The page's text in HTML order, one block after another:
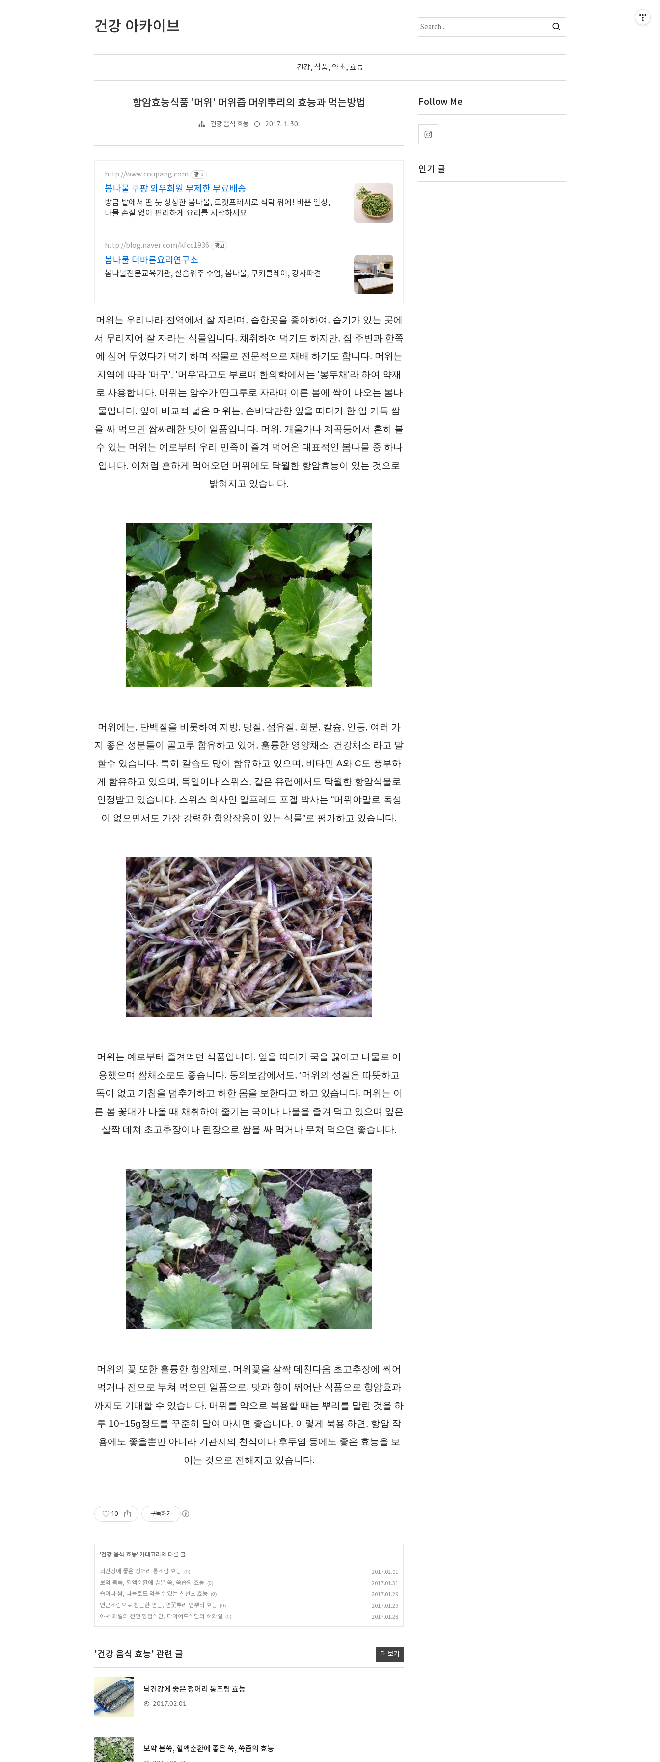
건강 아카이브
건강, 식품, 약초, 효능
항암효능식품 '머위' 머위즙 머위뿌리의 효능과 먹는방법
건강 음식 효능 2017. 1. 30.
http://www.coupang.com 광고
봄나물 쿠팡 와우회원 무제한 무료배송
방금 밭에서 딴 듯 싱싱한 봄나물, 로켓프레시로 식탁 위에! 바쁜 일상,
나물 손질 없이 편리하게 요리를 시작하세요.
http://blog.naver.com/kfcc1936 광고
봄나물 더바른요리연구소
봄나물전문교육기관, 실습위주 수업, 봄나물, 쿠키클레이, 강사파견
머위는 우리나라 전역에서 잘 자라며, 습한곳을 좋아하여, 습기가 있는 곳에
서 무리지어 잘 자라는 식물입니다. 채취하여 먹기도 하지만, 집 주변과 한쪽
에 심어 두었다가 먹기 하며 작물로 전문적으로 재배 하기도 합니다. 머위는
지역에 따라 '머구', '머우'라고도 부르며 한의학에서는 '봉두채'라 하여 약재
로 사용합니다. 머위는 암수가 딴그루로 자라며 이른 봄에 싹이 나오는 봄나
물입니다. 잎이 비교적 넓은 머위는, 손바닥만한 잎을 따다가 한 입 가득 쌈
을 싸 먹으면 쌉싸래한 맛이 일품입니다. 머위. 개울가나 계곡등에서 흔히 볼
수 있는 머위는 예로부터 우리 민족이 즐겨 먹어온 대표적인 봄나물 중 하나
입니다. 이처럼 흔하게 먹어오던 머위에도 탁월한 항암효능이 있는 것으로
밝혀지고 있습니다.
머위에는, 단백질을 비롯하여 지방, 당질, 섬유질, 회분, 칼슘, 인등, 여러 가
지 좋은 성분들이 골고루 함유하고 있어, 훌륭한 영양채소, 건강채소 라고 말
할수 있습니다. 특히 칼슘도 많이 함유하고 있으며, 비타민 A와 C도 풍부하
게 함유하고 있으며, 독일이나 스위스, 같은 유럽에서도 탁월한 항암식물로
인정받고 있습니다. 스위스 의사인 알프레드 포겔 박사는 “머위야말로 독성
이 없으면서도 가장 강력한 항암작용이 있는 식물”로 평가하고 있습니다.
머위는 예로부터 즐겨먹던 식품입니다. 잎을 따다가 국을 끓이고 나물로 이
용했으며 쌈채소로도 좋습니다. 동의보감에서도, ‘머위의 성질은 따뜻하고
독이 없고 기침을 멈추게하고 허한 몸을 보한다고 하고 있습니다. 머위는 이
른 봄 꽃대가 나올 때 채취하여 줄기는 국이나 나물을 즐겨 먹고 있으며 잎은
살짝 데쳐 초고추장이나 된장으로 쌈을 싸 먹거나 무쳐 먹으면 좋습니다.
머위의 꽃 또한 훌륭한 항암제로, 머위꽃을 살짝 데친다음 초고추장에 찍어
먹거나 전으로 부쳐 먹으면 일품으로, 맛과 향이 뛰어난 식품으로 항암효과
까지도 기대할 수 있습니다. 머위를 약으로 복용할 때는 뿌리를 말린 것을 하
루 10~15g정도를 꾸준히 달여 마시면 좋습니다. 이렇게 북용 하면, 항암 작
용에도 좋을뿐만 아니라 기관지의 천식이나 후두염 등에도 좋은 효능을 보
이는 것으로 전해지고 있습니다.
10 구독하기
'건강 음식 효능' 카테고리의 다른 글
뇌건강에 좋은 정어리 통조림 효능 (0)
2017.02.01
보약 봄쑥, 혈액순환에 좋은 쑥, 쑥즙의 효능 (0)
2017.01.31
즙이나 쌈, 나물로도 먹을수 있는 신선초 효능 (0)
2017.01.29
연근조림으로 친근한 연근, 연꽃뿌리 연뿌리 효능 (0)
2017.01.29
야채 과일의 천연 항암식단, 다이어트식단의 허와실
(0) 2017.01.28
'건강 음식 효능' 관련 글 더 보기
뇌건강에 좋은 정어리 통조림 효능
2017.02.01
보약 봄쑥, 혈액순환에 좋은 쑥, 쑥즙의 효능
Follow Me
인기 글